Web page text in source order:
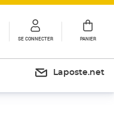
SE CONNECTER PANIER
Laposte.net